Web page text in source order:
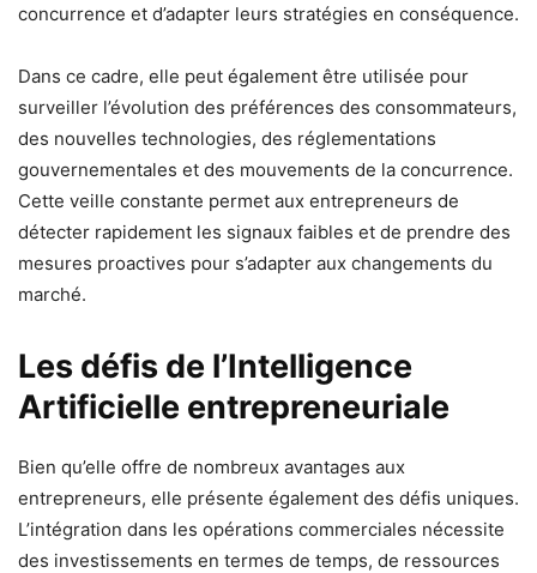
concurrence et d’adapter leurs stratégies en conséquence.
Dans ce cadre, elle peut également être utilisée pour
surveiller l’évolution des préférences des consommateurs,
des nouvelles technologies, des réglementations
gouvernementales et des mouvements de la concurrence.
Cette veille constante permet aux entrepreneurs de
détecter rapidement les signaux faibles et de prendre des
mesures proactives pour s’adapter aux changements du
marché.
Les défis de l’Intelligence
Artificielle entrepreneuriale
Bien qu’elle offre de nombreux avantages aux
entrepreneurs, elle présente également des défis uniques.
L’intégration dans les opérations commerciales nécessite
des investissements en termes de temps, de ressources